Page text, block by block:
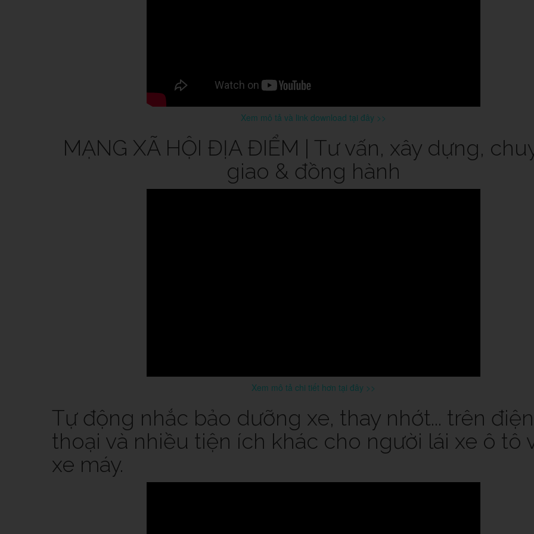
Xem mô tả và link download tại đây >>
MẠNG XÃ HỘI ĐỊA ĐIỂM | Tư vấn, xây dựng,
giao & đồng hành
Xem mô tả chi tiết hơn tại đây >>
Tự động nhắc bảo dưỡng xe, thay nhớt... trên điện
thoại và nhiều tiện ích khác cho người lái xe ô tô
xe máy.